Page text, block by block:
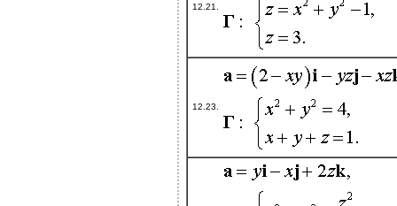
12.21.
12.23.